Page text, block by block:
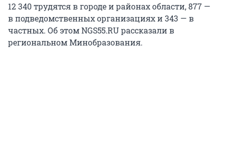
12 340 трудятся в городе и районах области, 877 —
в подведомственных организациях и 343 — в
частных. Об этом NGS55.RU рассказали в
региональном Минобразования.